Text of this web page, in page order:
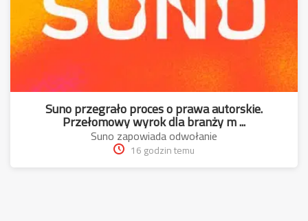
Suno przegrało proces o prawa autorskie.
Przełomowy wyrok dla branży m ...
Suno zapowiada odwołanie
16 godzin temu